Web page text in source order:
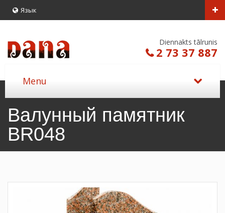
Язык
Diennakts tālrunis
2 73 37 887
Валунный памятник
BR048